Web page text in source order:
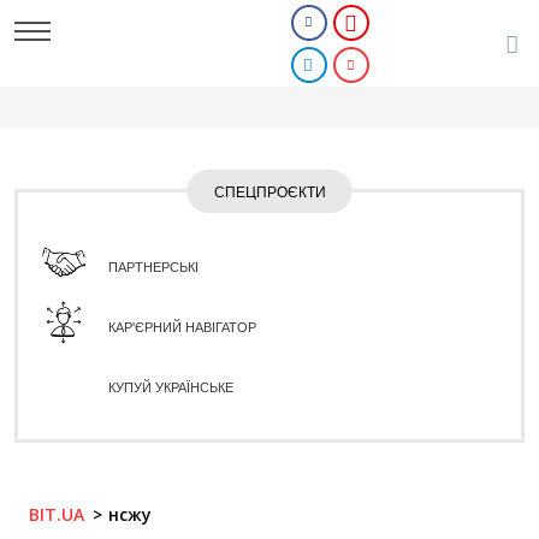
СПЕЦПРОЄКТИ
ПАРТНЕРСЬКІ
КАР'ЄРНИЙ НАВІГАТОР
КУПУЙ УКРАЇНСЬКЕ
BIT.UA нсжу